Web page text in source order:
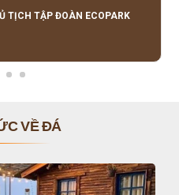
hỗ trợ tận tình.
TỊCH TẬP ĐOÀN ECOPARK
VỀ ĐÁ